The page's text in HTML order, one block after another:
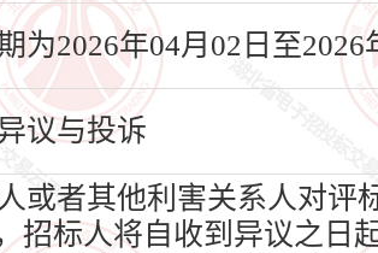
为2026年04月02日至
议与投诉
或者其他利害关系人对评
招标人将自收到异议之日